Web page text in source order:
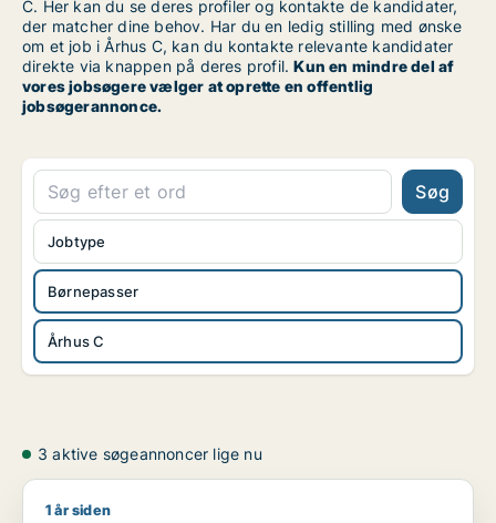
C. Her kan du se deres profiler og kontakte de kandidater,
der matcher dine behov. Har du en ledig stilling med ønske
om et job i Århus C, kan du kontakte relevante kandidater
direkte via knappen på deres profil.Kun en mindre del af
vores jobsøgere vælger at oprette en offentlig
jobsøgerannonce.
Søg
Børnepasser
Århus C
Jobtype
3 aktive søgeannoncer lige nu
Solin søger job som børnepasser / tjener /
1 år siden